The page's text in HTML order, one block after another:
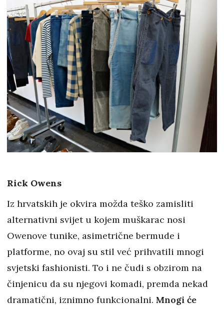
Rick Owens
Iz hrvatskih je okvira možda teško zamisliti
alternativni svijet u kojem muškarac nosi
Owenove tunike, asimetrične bermude i
platforme, no ovaj su stil već prihvatili mnogi
svjetski fashionisti. To i ne čudi s obzirom na
činjenicu da su njegovi komadi, premda nekad
dramatični, iznimno funkcionalni. Mnogi će